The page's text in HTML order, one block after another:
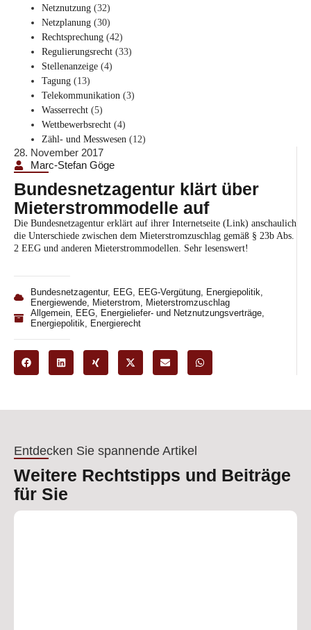
28. November 2017
Marc-Stefan Göge
Bundesnetzagentur klärt über
Mieterstrommodelle auf
Die Bundesnetzagentur erklärt auf ihrer Internetseite (Link) anschaulich
die Unterschiede zwischen dem Mieterstromzuschlag gemäß § 23b Abs.
2 EEG und anderen Mieterstrommodellen. Sehr lesenswert!
Bundesnetzagentur, EEG EEG-Vergütung Energiepolitik
Energiewende
Mieterstrom
Mieterstromzuschlag
Allgemein
EEG Energieliefer- und Netznutzungsverträge
Energiepolitik
Energierecht
Netznutzung (32)
Netzplanung (30)
Rechtsprechung (42)
Regulierungsrecht (33)
Stellenanzeige (4)
Tagung (13)
Telekommunikation (3)
Wasserrecht (5)
Wettbewerbsrecht (4)
Zähl- und Messwesen (12)
Entdecken Sie spannende Artikel
Weitere Rechtstipps und Beiträge
für Sie